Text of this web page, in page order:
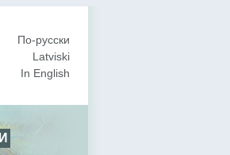
По-русски
Latviski
In English